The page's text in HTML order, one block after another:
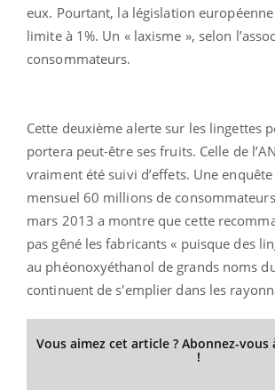
eux. Pourtant, la législation
limite à 1%. Un « laxisme », selon
consommateurs.
Cette deuxième alerte sur les lingettes
portera peut-être ses fruits. Celle de
vraiment été suivi d’effets. Une
mensuel 60 millions de
mars 2013 a montre que cette
pas gêné les fabricants « puisque des
au phéonoxyéthanol de grands noms
continuent de s'emplier dans les
Vous aimez cet article ? Abonnez-
!